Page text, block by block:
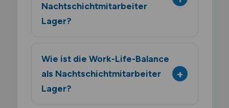
Nachtschichtmitarbeiter
Lager?
Wie ist die Work-Life-Balance
als Nachtschichtmitarbeiter
Lager?